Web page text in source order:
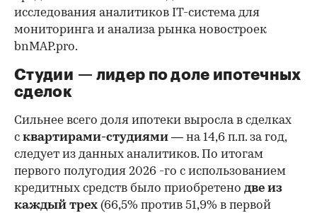
исследования аналитиков IT-система для
мониторинга и анализа рынка новостроек
bnMAP.pro.
Студии — лидер по доле ипотечных
сделок
Сильнее всего доля ипотеки выросла в сделках
с квартирами-студиями — на 14,6 п.п. за год,
следует из данных аналитиков. По итогам
первого полугодия 2026 -го с использованием
кредитных средств было приобретено две из
каждый трех (66,5% против 51,9% в первой